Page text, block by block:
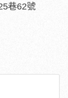
巷62號